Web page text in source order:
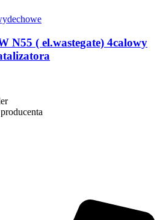
N55 ( el.wastegate) 4calowy